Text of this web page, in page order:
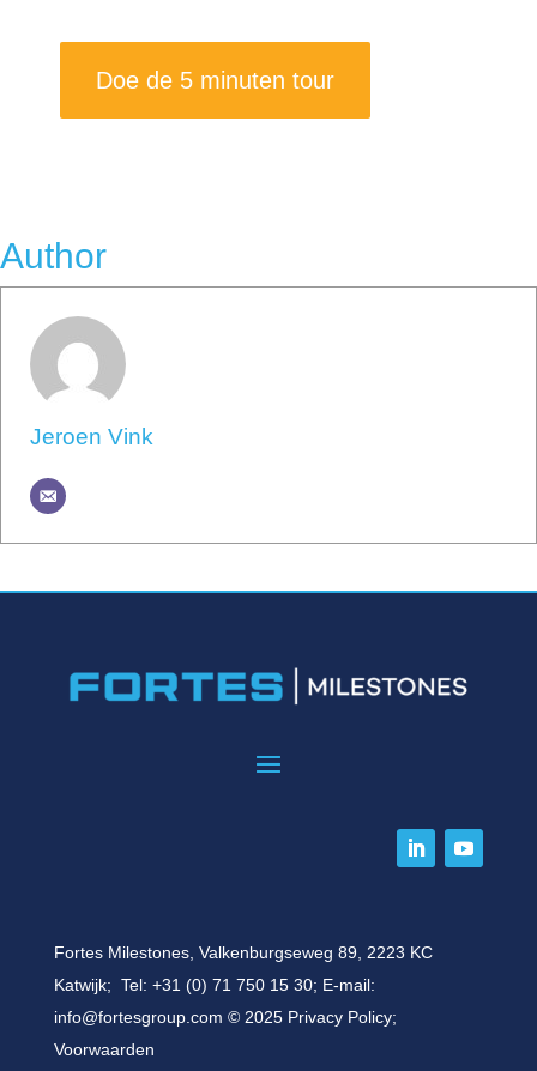
Doe de 5 minuten tour
Author
Jeroen Vink
Fortes Milestones, Valkenburgseweg 89, 2223 KC
Katwijk; Tel: +31 (0) 71 750 15 30; E-mail:
info@fortesgroup.com © 2025 Privacy Policy;
Voorwaarden